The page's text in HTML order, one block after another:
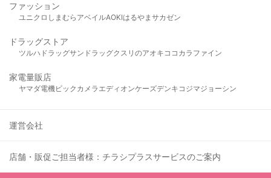
ファッション
ユニクロ しまむら アベイルAOKIはるやま サカゼン
ドラッグストア
ツルハドラッグサンドラッグクスリのアオキ ココカラファイン
家電量販店
ヤマダ電機ビックカメラ エディオンケーズデンキ コジマジョーシン
運営会社
店舗・販促ご担当者様：チラシプラスサービスのご案内